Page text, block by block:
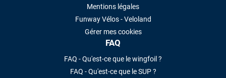
Mentions légales
Funway Vélos - Veloland
Gérer mes cookies
FAQ
FAQ - Qu'est-ce que le wingfoil ?
FAQ - Qu'est-ce que le SUP ?